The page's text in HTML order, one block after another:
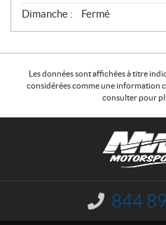
Dimanche :
Fermé
Les données sont affichées à titre
considérées comme une information
consulter pour
I
n
844